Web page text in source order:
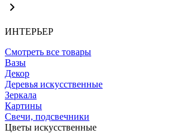
ИНТЕРЬЕР
Смотреть все товары
Вазы
Декор
Деревья искусственные
Зеркала
Картины
Свечи, подсвечники
Цветы искусственные